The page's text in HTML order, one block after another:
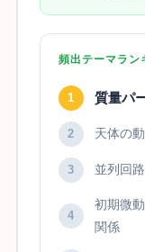
頻出テーマラン
1 質量パ
2 天体の
3 並列回
4
初期微
関係